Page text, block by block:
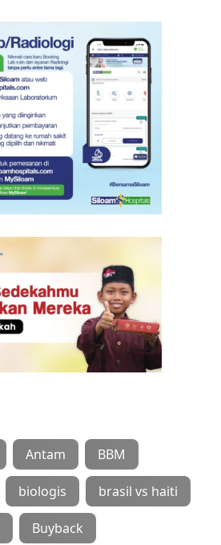
Antam BBM
biologis brasil vs haiti
Buyback